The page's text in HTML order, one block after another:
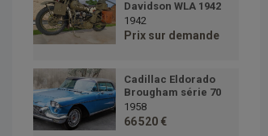
Davidson WLA 1942
1942
Prix sur demande
Cadillac Eldorado
Brougham série 70
1958
66 520 €